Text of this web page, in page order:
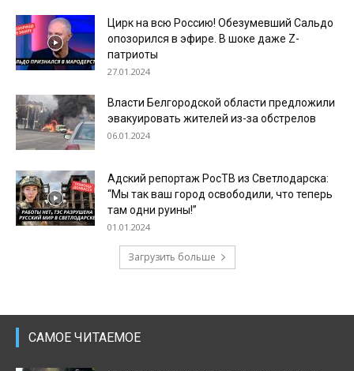
Цирк на всю Россию! Обезумевший Сальдо
опозорился в эфире. В шоке даже Z-
патриоты
27.01.2024
Власти Белгородской области предложили
эвакуировать жителей из-за обстрелов
06.01.2024
Адский репортаж РосТВ из Светлодарска:
“Мы так ваш город освободили, что теперь
там одни руины!”
01.01.2024
Загрузить больше
САМОЕ ЧИТАЕМОЕ